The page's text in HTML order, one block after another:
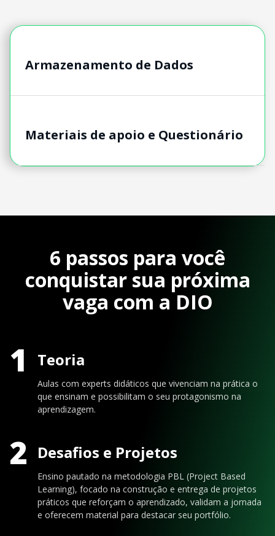
Armazenamento de Dados
Materiais de apoio e Questionário
6 passos para você
conquistar sua próxima
vaga com a DIO
1 Teoria
Aulas com experts didáticos que vivenciam na prática o
que ensinam e possibilitam o seu protagonismo na
aprendizagem.
2 Desafios e Projetos
Ensino pautado na metodologia PBL (Project Based
Learning), focado na construção e entrega de projetos
práticos que reforçam o aprendizado, validam a jornada
e oferecem material para destacar seu portfólio.